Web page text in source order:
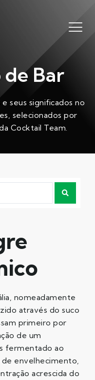
Bar
seus significados no
selecionados por
Cocktail Team.
nomeadamente
através do suco
primeiro por
de um
fermentado ao
envelhecimento,
acrescida do